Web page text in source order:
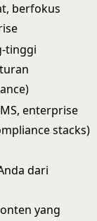
berfokus
tinggi
enterprise
stacks)
dari
yang